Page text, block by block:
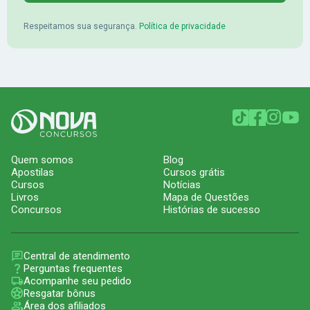
Respeitamos sua segurança. Política de privacidade
Quem somos
Apostilas
Cursos
Livros
Concursos
Blog
Cursos grátis
Notícias
Mapa de Questões
Histórias de sucesso
Central de atendimento
Perguntas frequentes
Acompanhe seu pedido
Resgatar bônus
Área dos afiliados